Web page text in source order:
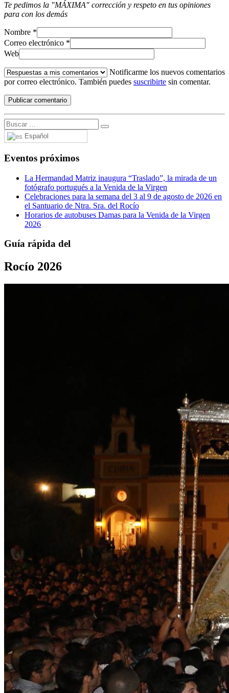
Te pedimos la "MÁXIMA" corrección y respeto en tus opiniones
para con los demás
Nombre *
Correo electrónico *
Web
Notificarme los nuevos comentarios
por correo electrónico. También puedes suscribirte sin comentar.
Español
Eventos próximos
La Hermandad Matriz inaugura “Traslado”, la mirada de un
fotógrafo portugués a la Venida de la Virgen
Celebraciones para la semana del 3 al 9 de agosto de 2026 en
el Santuario de Ntra. Sra. del Rocío
Horarios de autobuses Damas para la Venida de la Virgen
2026
Guía rápida del
Rocío 2026